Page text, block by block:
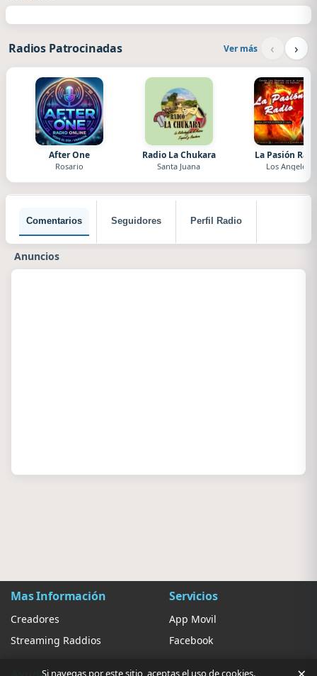
Radios Patrocinadas Ver más ‹ ›
After One
Rosario
Radio La Chukara
Santa Juana
La Pasión
Los Angeles
Comentarios Seguidores Perfil Radio
Anuncios
Mas Información
Creadores
Streaming Raddios
Servicios
App Movil
Facebook
Si navegas por este sitio, aceptas el uso de cookies.